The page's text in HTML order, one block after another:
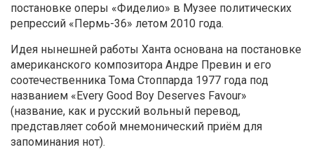
постановке оперы «Фиделио» в Музее политических
репрессий «Пермь-36» летом 2010 года.
Идея нынешней работы Ханта основана на постановке
американского композитора Андре Превин и его
соотечественника Тома Стоппарда 1977 года под
названием «Every Good Boy Deserves Favour»
(название, как и русский вольный перевод,
представляет собой мнемонический приём для
запоминания нот).